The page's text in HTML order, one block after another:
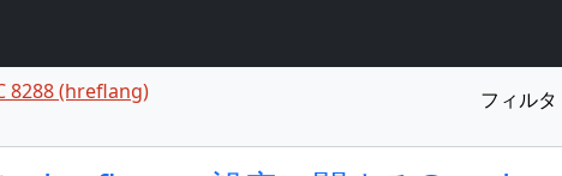
8288 (hreflang) フィルタ